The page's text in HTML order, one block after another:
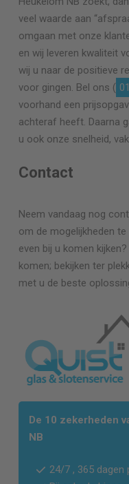
veel waarde aan
omgaan met onze
en wij leveren kwaliteit
wij u naar de positieve
voor gingen. Bel ons (
voorhand een
achteraf heeft. Daarna
u ook onze snelheid,
Contact
Neem vandaag nog
om de mogelijkheden
even bij u komen
komen; bekijken ter
met u de beste
De 10 zekerheden
NB
24/7 , 365 dagen